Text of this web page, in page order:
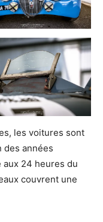
les voitures sont
des années
24 heures du
couvrent une